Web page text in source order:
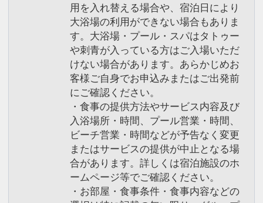
用を入れ替える場合や、宿泊日により
大浴場の利用ができない場合もありま
す。大浴場・プール・スパはタトゥー
や刺青が入っている方はご入場いただ
けない場合があります。あらかじめお
客様ご自身でお申込みまたはご出発前
にご確認ください。
・食事の提供方法やサービス内容及び
入浴場所・時間、プール営業・時間、
ビーチ営業・時間などが予告なく変更
またはサービスの提供が中止となる場
合があります。詳しくは宿泊施設のホ
ームページ等でご確認ください。
・お部屋・食事条件・食事内容などの